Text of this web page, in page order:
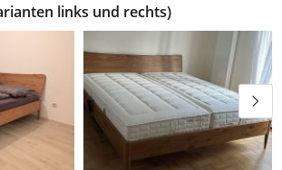
links und rechts)